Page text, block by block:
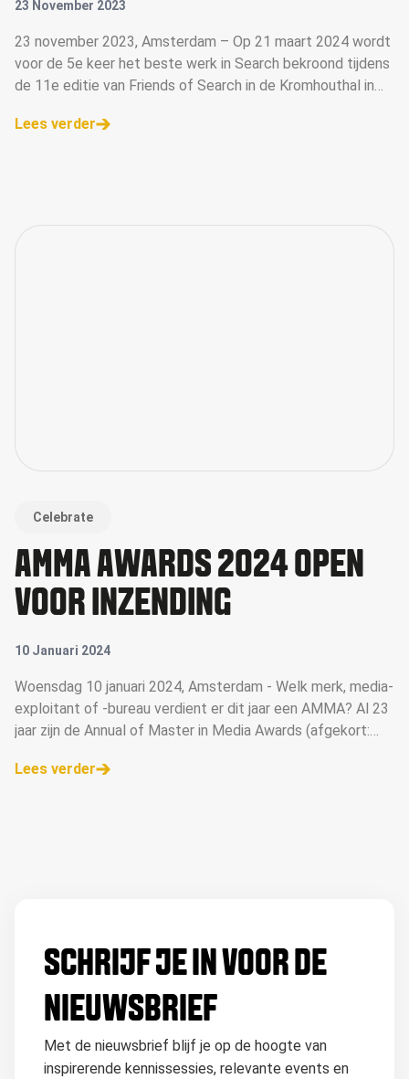
23 November 2023
23 november 2023, Amsterdam – Op 21 maart 2024 wordt
voor de 5e keer het beste werk in Search bekroond tijdens
de 11e editie van Friends of Search in de Kromhouthal in
vandaag geopend
Lees verder
Celebrate
AMMA AWARDS 2024 OPEN
VOOR INZENDING
10 Januari 2024
Woensdag 10 januari 2024, Amsterdam - Welk merk, media-
exploitant of -bureau verdient er dit jaar een AMMA? Al 23
jaar zijn de Annual of Master in Media Awards (afgekort:
opvallendste concepten en grootste talenten. Deze week
Lees verder
SCHRIJF JE IN VOOR DE
NIEUWSBRIEF
Met de nieuwsbrief blijf je op de hoogte van
inspirerende kennissessies, relevante events en